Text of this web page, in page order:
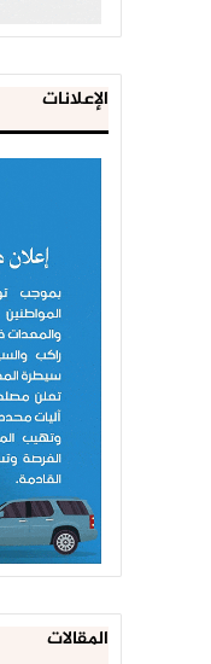
الإعلانات
المقالات